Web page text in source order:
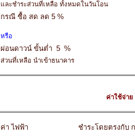
และชำระส่วนที่เหลือ ทั้งหมดในวันโอน
กรณี ซื้อ สด ลด 5 %
หรือ
ผ่อนดาวน์ ขั้นต่ำ 5 %
ส่วนที่เหลือ นำเข้าธนาคาร
ค่าใช้จ่าย
ค่า ไฟฟ้า ชำระโดยตรงกับ